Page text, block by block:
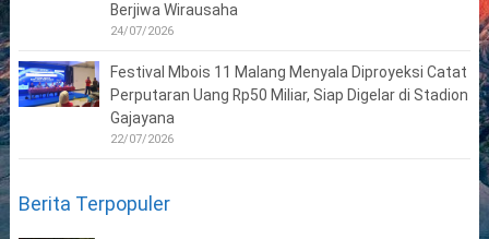
Berjiwa Wirausaha
24/07/2026
Festival Mbois 11 Malang Menyala Diproyeksi Catat
Perputaran Uang Rp50 Miliar, Siap Digelar di Stadion
Gajayana
22/07/2026
Berita Terpopuler